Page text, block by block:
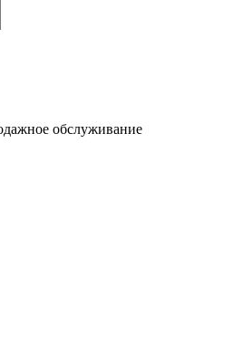
обслуживание